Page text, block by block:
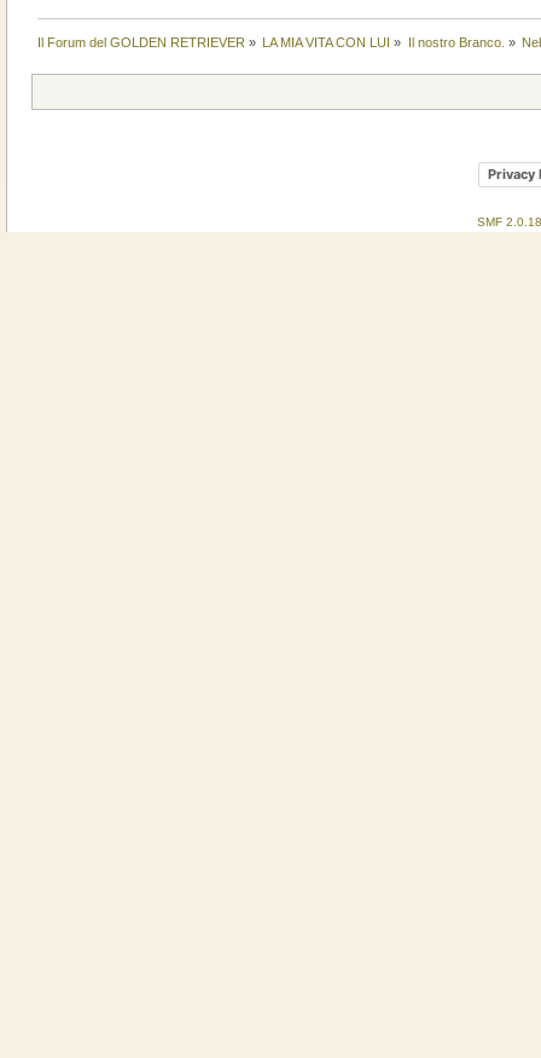
Il Forum del GOLDEN RETRIEVER » LA MIA VITA CON LUI » Il nostro Branco. »
Privacy
SMF 2.0.18